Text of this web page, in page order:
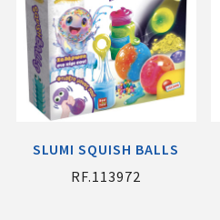
SLUMI SQUISH BALLS
RF.113972